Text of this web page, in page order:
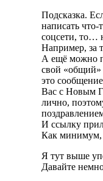
Подсказка.
написать что-
соцсети, то…
Например, за
А ещё можно
свой «общий»
это
Вас с Новым
лично,
И ссылку
Как минимум,
Я тут выше
Давайте